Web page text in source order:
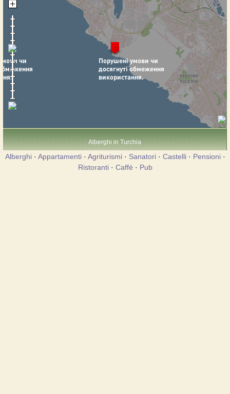
Alberghi in Turchia
Alberghi· Appartamenti· Agriturismi· Sanatori· Castelli· Pensioni·
Ristoranti· Caffè · Pub